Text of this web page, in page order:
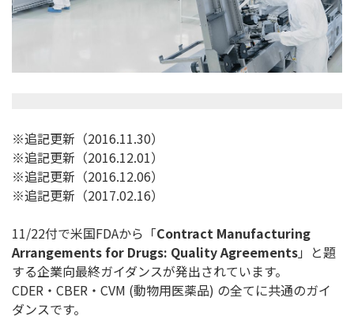
※追記更新（2016.11.30）
※追記更新（2016.12.01）
※追記更新（2016.12.06）
※追記更新（2017.02.16）
11/22付で米国FDAから「Contract Manufacturing
Arrangements for Drugs: Quality Agreements」 と題
する企業向最終ガイダンスが発出されています。
CDER・CBER・CVM (動物用医薬品) の全てに共通のガイ
ダンスです。